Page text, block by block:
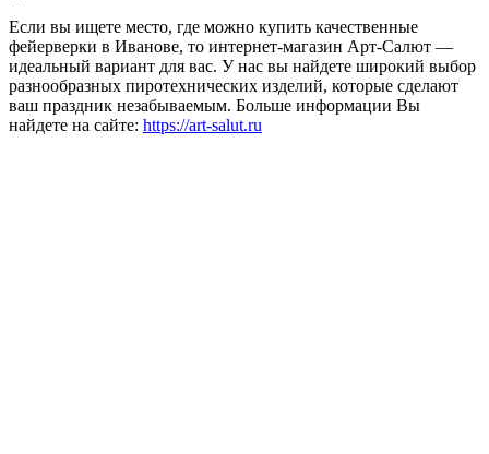
Если вы ищете место, где можно купить качественные
фейерверки в Иванове, то интернет-магазин Арт-Салют —
идеальный вариант для вас. У нас вы найдете широкий выбор
разнообразных пиротехнических изделий, которые сделают
ваш праздник незабываемым. Больше информации Вы
найдете на сайте: https://art-salut.ru